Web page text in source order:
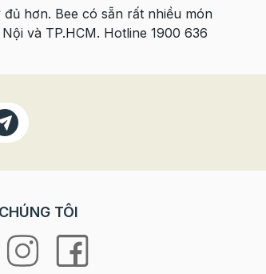
hơn. Bee có sẵn rất nhiều món
và TP.HCM. Hotline 1900 636
TÔI